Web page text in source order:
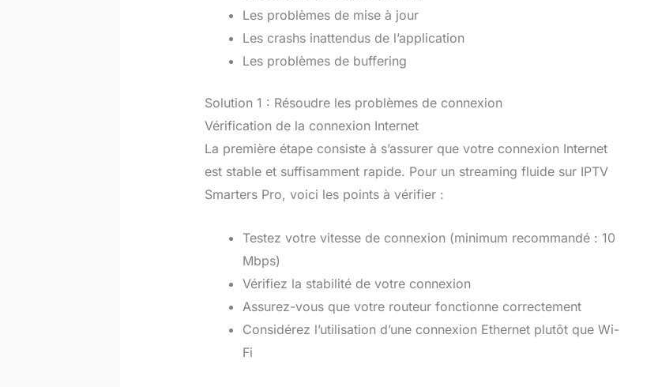
Les problèmes de mise à jour
Les crashs inattendus de l’application
Les problèmes de buffering
Solution 1 : Résoudre les problèmes de connexion
Vérification de la connexion Internet
La première étape consiste à s’assurer que votre connexion Internet
est stable et suffisamment rapide. Pour un streaming fluide sur IPTV
Smarters Pro, voici les points à vérifier :
Testez votre vitesse de connexion (minimum recommandé : 10
Mbps)
Vérifiez la stabilité de votre connexion
Assurez-vous que votre routeur fonctionne correctement
Considérez l’utilisation d’une connexion Ethernet plutôt que Wi-
Fi